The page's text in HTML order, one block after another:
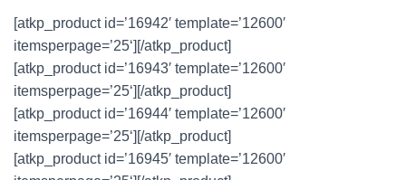
[atkp_product id=’16942′ template=’12600′
itemsperpage=’25‘][/atkp_product]
[atkp_product id=’16943′ template=’12600′
itemsperpage=’25‘][/atkp_product]
[atkp_product id=’16944′ template=’12600′
itemsperpage=’25‘][/atkp_product]
[atkp_product id=’16945′ template=’12600′